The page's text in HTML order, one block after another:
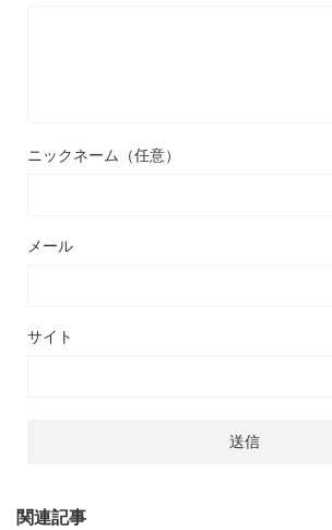
ニックネーム（任意）
メール
サイト
関連記事